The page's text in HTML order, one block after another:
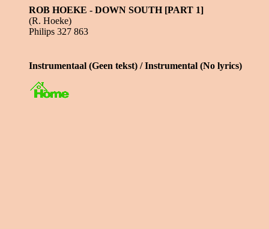
ROB HOEKE - DOWN SOUTH [PART 1]
(R. Hoeke)
Philips 327 863
Instrumentaal (Geen tekst) / Instrumental (No lyrics)